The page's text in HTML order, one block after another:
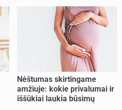
Nėštumas skirtingame
amžiuje: kokie privalumai ir
iššūkiai laukia būsimų